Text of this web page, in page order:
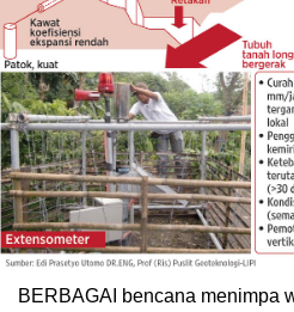
BERBAGAI bencana menimpa